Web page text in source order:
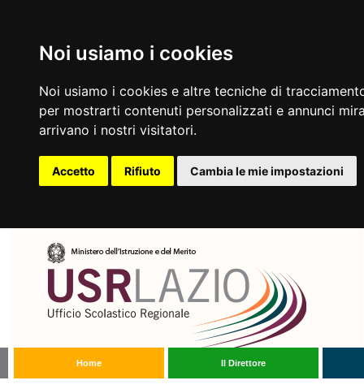
Noi usiamo i cookies
Noi usiamo i cookies e altre tecniche di
per mostrarti contenuti personalizzati e annunci
arrivano i nostri visitatori.
Accetto Rifiuto Cambia le mie impostazioni
Home Il Direttore